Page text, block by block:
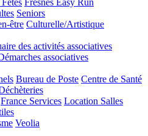
Fresnes Easy Run
Seniors
être Culturelle/Artistique
des activités associatives
associatives
Bureau de Poste Centre de Santé
France Services Location Salles
Veolia